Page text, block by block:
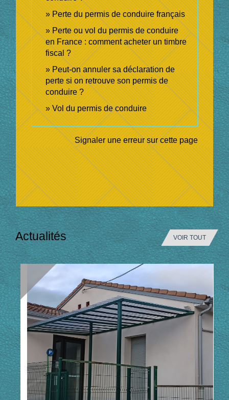
Perte du permis de conduire français
Perte ou vol du permis de conduire
en France : comment acheter un timbre
fiscal ?
Peut-on annuler sa déclaration de
perte si on retrouve son permis de
conduire ?
Vol du permis de conduire
Signaler une erreur sur cette page
Actualités VOIR TOUT